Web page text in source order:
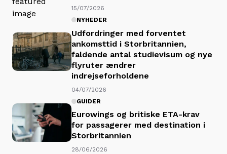
15/07/2026
NYHEDER
Udfordringer med forventet
ankomsttid i Storbritannien,
faldende antal studievisum og nye
flyruter ændrer
indrejseforholdene
04/07/2026
GUIDER
Eurowings og britiske ETA-krav
for passagerer med destination i
Storbritannien
28/06/2026